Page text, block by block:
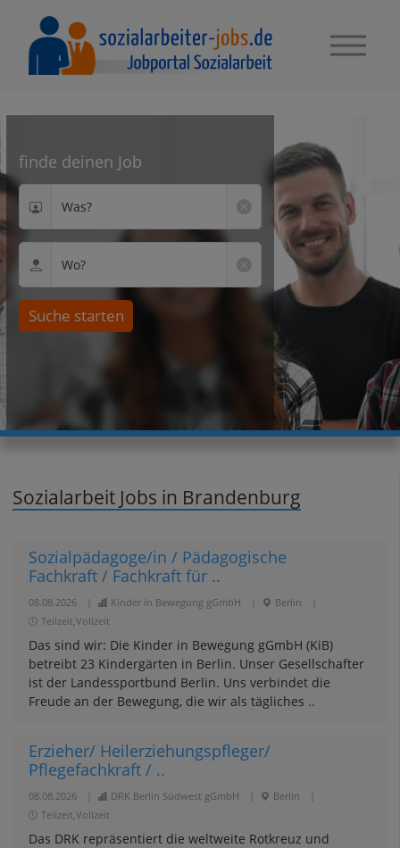
finde deinen Job
Was?
Wo?
Suche starten
Sozialarbeit Jobs in Brandenburg
Sozialpädagoge/in / Pädagogische
Fachkraft / Fachkraft für ..
08.08.2026 Kinder in Bewegung gGmbH Berlin
Teilzeit,Vollzeit
Das sind wir: Die Kinder in Bewegung gGmbH (KiB)
betreibt 23 Kindergärten in Berlin. Unser Gesellschafter
ist der Landessportbund Berlin. Uns verbindet die
Freude an der Bewegung, die wir als tägliches ..
Erzieher/ Heilerziehungspfleger/
Pflegefachkraft / ..
08.08.2026 DRK Berlin Südwest gGmbH Berlin
Teilzeit,Vollzeit
Das DRK repräsentiert die weltweite Rotkreuz und